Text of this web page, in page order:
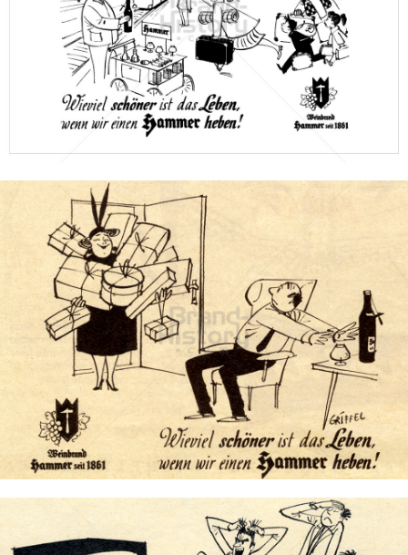
HAMMER Jubelbrand
Hammer Brennerei, Heilbronn
1957
HAMMER Jubelbrand
Hammer Brennerei, Heilbronn
1958
Bild-ID: 73710